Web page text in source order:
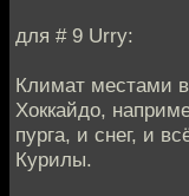
для # 9 Urry:
Климат местами
Хоккайдо,
пурга, и снег, и
Курилы.